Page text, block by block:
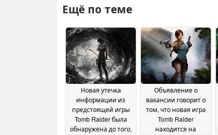
Ещё по теме
Новая утечка
информации из
предстоящей игры
Tomb Raider была
обнаружена до того,
Объявление о
вакансии говорит о
том, что новая игра
Tomb Raider
находится на